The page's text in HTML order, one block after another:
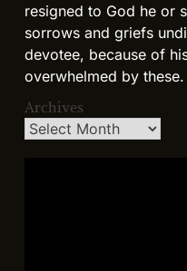
resigned to God he or
sorrows and griefs
devotee, because of
overwhelmed by these.
Archives